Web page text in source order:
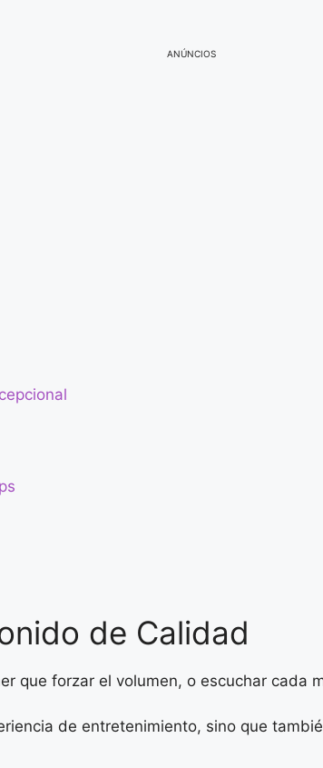
ANÚNCIOS
de Calidad
que forzar el volumen, o escuchar cada
de entretenimiento, sino que